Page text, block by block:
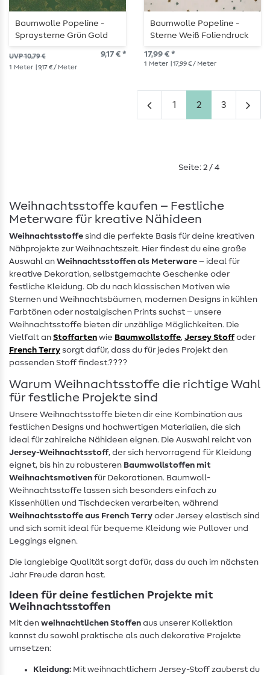
Baumwolle Popeline -
Spraysterne Grün Gold
UVP 10,79 € 9,17 € *
1 Meter | 9,17 € / Meter
Baumwolle Popeline -
Sterne Weiß Foliendruck
17,99 € *
1 Meter | 17,99 € / Meter
1 2 3
Seite: 2 / 4
Weihnachtsstoffe kaufen – Festliche
Meterware für kreative Nähideen
Weihnachtsstoffe sind die perfekte Basis für deine kreativen
Nähprojekte zur Weihnachtszeit. Hier findest du eine große
Auswahl an Weihnachtsstoffen als Meterware – ideal für
kreative Dekoration, selbstgemachte Geschenke oder
festliche Kleidung. Ob du nach klassischen Motiven wie
Sternen und Weihnachtsbäumen, modernen Designs in kühlen
Farbtönen oder nostalgischen Prints suchst – unsere
Weihnachtsstoffe bieten dir unzählige Möglichkeiten. Die
Vielfalt an Stoffarten wie Baumwollstoffe, Jersey Stoffoder
French Terry sorgt dafür, dass du für jedes Projekt den
passenden Stoff findest.????
Warum Weihnachtsstoffe die richtige Wahl
für festliche Projekte sind
Unsere Weihnachtsstoffe bieten dir eine Kombination aus
festlichen Designs und hochwertigen Materialien, die sich
ideal für zahlreiche Nähideen eignen. Die Auswahl reicht von
Jersey-Weihnachtsstoff, der sich hervorragend für Kleidung
eignet, bis hin zu robusteren Baumwollstoffen mit
Weihnachtsmotiven für Dekorationen. Baumwoll-
Weihnachtsstoffe lassen sich besonders einfach zu
Kissenhüllen und Tischdecken verarbeiten, während
Weihnachtsstoffe aus French Terry oder Jersey elastisch sind
und sich somit ideal für bequeme Kleidung wie Pullover und
Leggings eignen.
Die langlebige Qualität sorgt dafür, dass du auch im nächsten
Jahr Freude daran hast.
Ideen für deine festlichen Projekte mit
Weihnachtsstoffen
Mit den weihnachtlichen Stoffen aus unserer Kollektion
kannst du sowohl praktische als auch dekorative Projekte
umsetzen:
Kleidung: Mit weihnachtlichem Jersey-Stoff zauberst du